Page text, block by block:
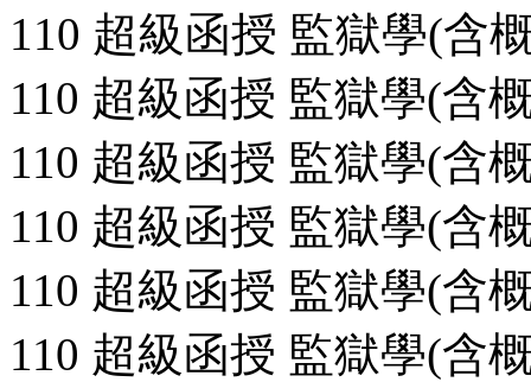
110 超級函授 監獄學(含
110 超級函授 監獄學(含
110 超級函授 監獄學(含
110 超級函授 監獄學(含
110 超級函授 監獄學(含
110 超級函授 監獄學(含